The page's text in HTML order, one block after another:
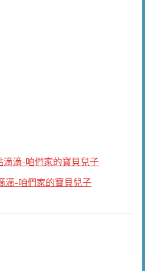
滴滴-咱們家的寶貝兒子
滴-咱們家的寶貝兒子